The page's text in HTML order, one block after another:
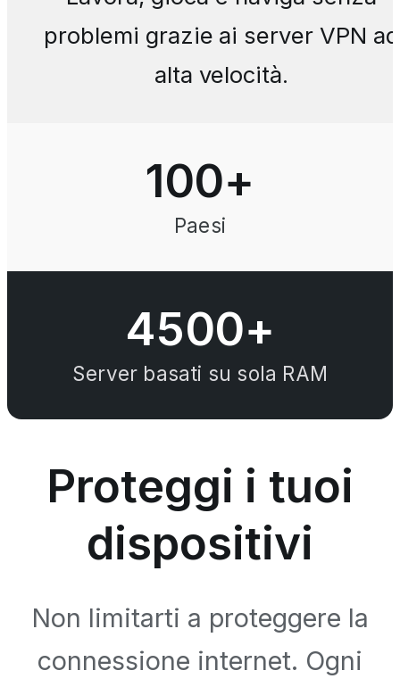
problemi grazie ai server VPN ad
alta velocità.
100+
Paesi
4500+
Server basati su sola RAM
Proteggi i tuoi
dispositivi
Non limitarti a proteggere la
connessione internet. Ogni